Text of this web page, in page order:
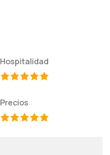
Hospitalidad
Precios